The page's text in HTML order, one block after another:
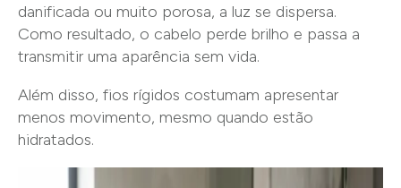
danificada ou muito porosa, a luz se dispersa.
Como resultado, o cabelo perde brilho e passa a
transmitir uma aparência sem vida.
Além disso, fios rígidos costumam apresentar
menos movimento, mesmo quando estão
hidratados.